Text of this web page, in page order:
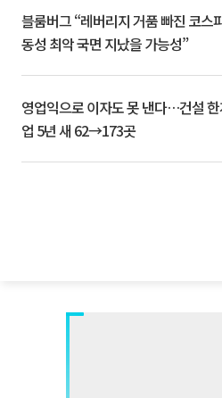
블룸버그 “레버리지 거품 빠진 코스
동성 최악 국면 지났을 가능성”
영업익으로 이자도 못 낸다…건설
업 5년 새 62→173곳